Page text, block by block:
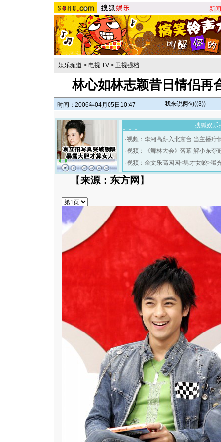
新闻
娱乐频道 > 电视 TV > 卫视强档
林心如林志颖昔日情侣再
时间：2006年04月05日10:47 我来说两句((3))
搜狐娱乐
·视频：李湘高薪入北京台 当主播疗
·视频：《舞林大会》落幕 解小东夺
·视频：余文乐高园园<男才女貌>曝
【来源：东方网 】